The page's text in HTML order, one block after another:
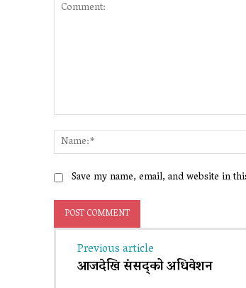
Save my name, email, and website in
Previous article
आजदेखि संसद्को अधिवेशन